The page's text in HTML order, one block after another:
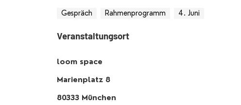
Gespräch Rahmenprogramm 4. Juni
Veranstaltungsort
loom space
Marienplatz 8
80333 München